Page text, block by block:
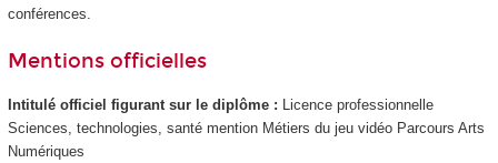
conférences.
Mentions officielles
Intitulé officiel figurant sur le diplôme : Licence professionnelle
Sciences, technologies, santé mention Métiers du jeu vidéo Parcours Arts
Numériques